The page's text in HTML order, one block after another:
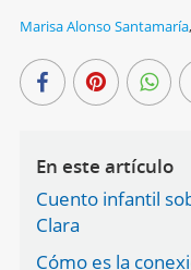
Marisa Alonso Santamaría,
En este artículo
Cuento infantil
Clara
Cómo es la